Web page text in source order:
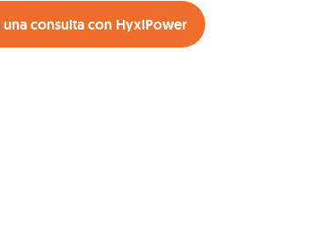
una consulta con HyxiPower